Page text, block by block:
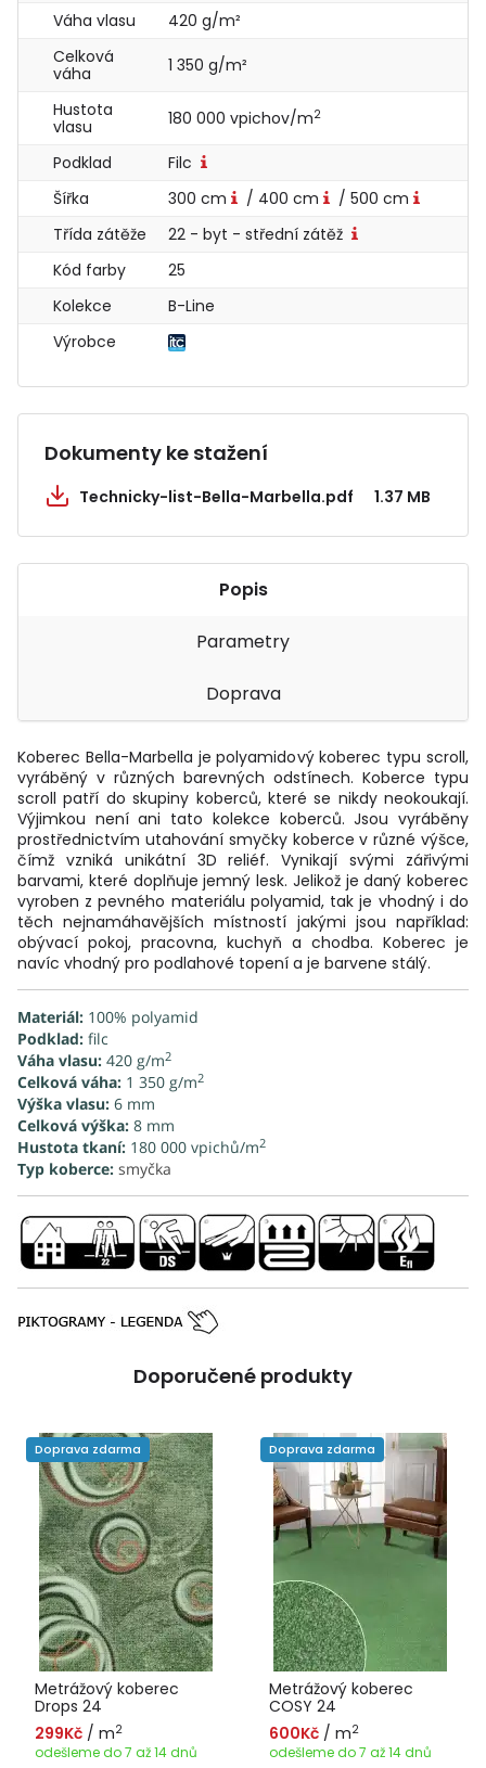
Váha vlasu
420 g/m²
Celková
váha
1 350 g/m²
Hustota
vlasu
180 000 vpichov/m2
Podklad
Filc
Šířka
300 cm / 400 cm
/ 500 cm
Třída zátěže
22 - byt - střední zátěž
Kód farby
25
Kolekce
B-Line
Výrobce
Dokumenty ke stažení
Technicky-list-Bella-Marbella.pdf 1.37 MB
Popis
Parametry
Doprava
Koberec Bella-Marbella je polyamidový koberec typu scroll,
vyráběný v různých barevných odstínech. Koberce typu
scroll patří do skupiny koberců, které se nikdy neokoukají.
Výjimkou není ani tato kolekce koberců. Jsou vyráběny
prostřednictvím utahování smyčky koberce v různé výšce,
čímž vzniká unikátní 3D reliéf. Vynikají svými zářivými
barvami, které doplňuje jemný lesk. Jelikož je daný koberec
vyroben z pevného materiálu polyamid, tak je vhodný i do
těch nejnamáhavějších místností jakými jsou například:
obývací pokoj, pracovna, kuchyň a chodba. Koberec je
navíc vhodný pro podlahové topení a je barvene stálý.
Materiál: 100% polyamid
Podklad: filc
Váha vlasu: 420 g/m2
Celková váha: 1 350 g/m2
Výška vlasu: 6 mm
Celková výška: 8 mm
Hustota tkaní: 180 000 vpichů/m2
Typ koberce: smyčka
Doporučené produkty
Metrážový koberec
Drops 24
299Kč / m2
odešleme do 7 až 14 dnů
Doprava zdarma
Metrážový koberec
COSY 24
600Kč / m2
odešleme do 7 až 14 dnů
Doprava zdarma